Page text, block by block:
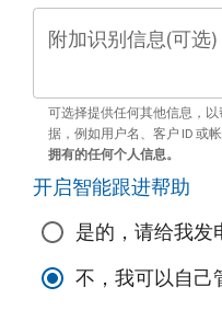
附加识别信息(可选)
可选择提供任何其他信息，
据，例如用户名、客户 ID 或帐
拥有的任何个人信息。
开启智能跟进帮助
是的，请给我发
不，我可以自己